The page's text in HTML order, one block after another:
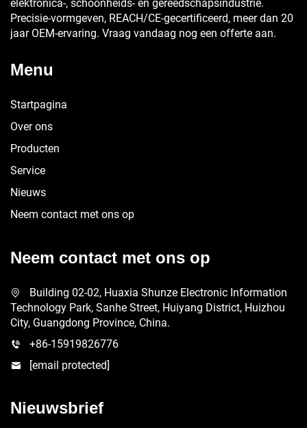
elektronica-, schoonheids- en gereedschapsindustrie.
Precisie-vormgeven, REACH/CE-gecertificeerd, meer dan 20
jaar OEM-ervaring. Vraag vandaag nog een offerte aan.
Menu
Startpagina
Over ons
Producten
Service
Nieuws
Neem contact met ons op
Neem contact met ons op
Building 02-02, Huaxia Shunze Electronic Information
Technology Park, Sanhe Street, Huiyang District, Huizhou
City, Guangdong Province, China.
+86-15919826776
[email protected]
Nieuwsbrief